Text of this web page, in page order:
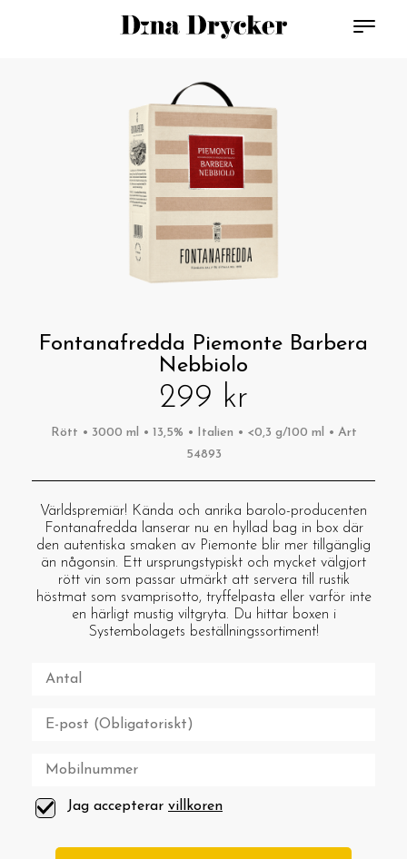
Fontanafredda Piemonte Barbera
Nebbiolo
299 kr
Rött • 3000 ml • 13,5% • Italien • <0,3 g/100 ml • Art
54893
Världspremiär! Kända och anrika barolo-producenten
Fontanafredda lanserar nu en hyllad bag in box där
den autentiska smaken av Piemonte blir mer tillgänglig
än någonsin. Ett ursprungstypiskt och mycket välgjort
rött vin som passar utmärkt att servera till rustik
höstmat som svamprisotto, tryffelpasta eller varför inte
en härligt mustig viltgryta. Du hittar boxen i
Systembolagets beställningssortiment!
Jag accepterar villkoren